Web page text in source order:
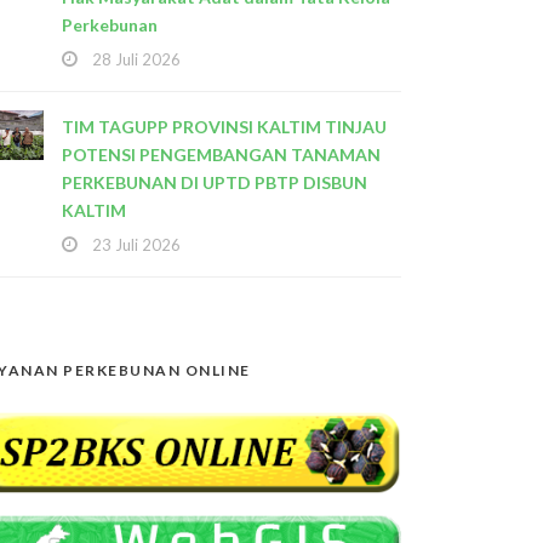
Perkebunan
28 Juli 2026
TIM TAGUPP PROVINSI KALTIM TINJAU
POTENSI PENGEMBANGAN TANAMAN
PERKEBUNAN DI UPTD PBTP DISBUN
KALTIM
23 Juli 2026
PERKEBUNAN ONLINE